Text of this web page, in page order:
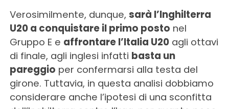
Verosimilmente, dunque, sarà l’Inghilterra
U20 a conquistare il primo posto nel
Gruppo E e affrontare l’Italia U20agli ottavi
di finale, agli inglesi infatti basta un
pareggio per confermarsi alla testa del
girone. Tuttavia, in questa analisi dobbiamo
considerare anche l’ipotesi di una sconfitta